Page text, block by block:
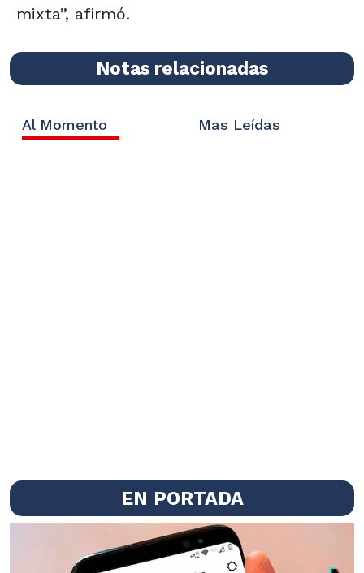
mixta”, afirmó.
Notas relacionadas
Al Momento Mas Leídas
EN PORTADA